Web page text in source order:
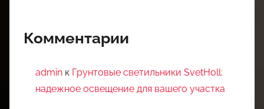
Комментарии
admin к Грунтовые светильники SvetHoll:
надежное освещение для вашего участка